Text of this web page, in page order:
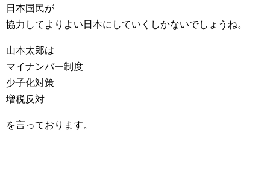
日本国民が
協力してよりよい日本にしていくしかないでしょうね。
山本太郎は
マイナンバー制度
少子化対策
増税反対
を言っております。